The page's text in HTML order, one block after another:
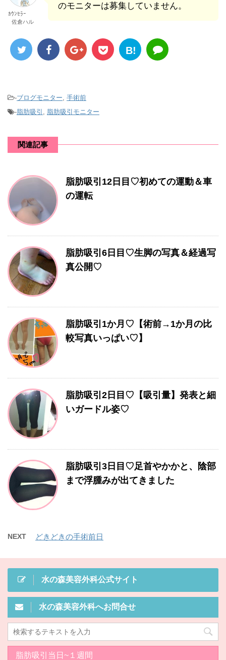
ｶｳﾝｾﾗｰ
佐倉ハル
のモニターは募集していません。
B!
-ブログモニター 手術前
-脂肪吸引 脂肪吸引モニター
関連記事
脂肪吸引12日目♡初めての運動＆車
の運転
脂肪吸引6日目♡生脚の写真＆経過写
真公開♡
脂肪吸引1か月♡【術前→1か月の比
較写真いっぱい♡】
脂肪吸引2日目♡【吸引量】発表と細
いガードル姿♡
脂肪吸引3日目♡足首やかかと、陰部
まで浮腫みが出てきました
NEXT どきどきの手術前日
水の森美容外科公式サイト
水の森美容外科へお問合せ
脂肪吸引当日~１週間